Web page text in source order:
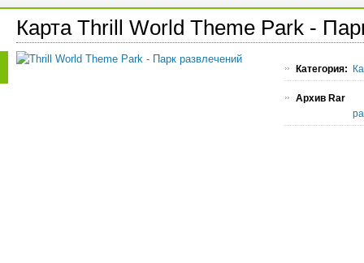
Карта Thrill World Theme Park -
Категория:
Архив Rar